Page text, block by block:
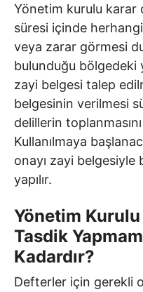
Yönetim kurulu karar
süresi içinde
veya zarar görmesi
bulunduğu bölgedeki
zayi belgesi talep
belgesinin verilmesi
delillerin
Kullanılmaya
onayı zayi
yapılır.
Yönetim
Tasdik
Kadardır?
Defterler için gerekli